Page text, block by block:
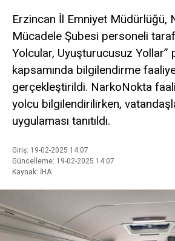
Erzincan İl Emniyet Müdürlüğü,
Mücadele Şubesi personeli
Yolcular, Uyuşturucusuz Yollar”
kapsamında bilgilendirme
gerçekleştirildi. NarkoNokta
yolcu bilgilendirilirken,
uygulaması tanıtıldı.
Giriş: 19-02-2025 14:07
Güncelleme: 19-02-2025 14:07
Kaynak: İHA